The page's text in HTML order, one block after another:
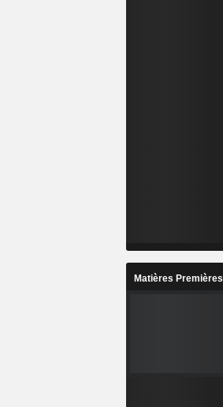
Matières Premières